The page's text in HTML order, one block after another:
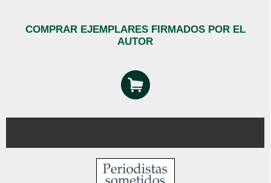
COMPRAR EJEMPLARES FIRMADOS POR EL
AUTOR